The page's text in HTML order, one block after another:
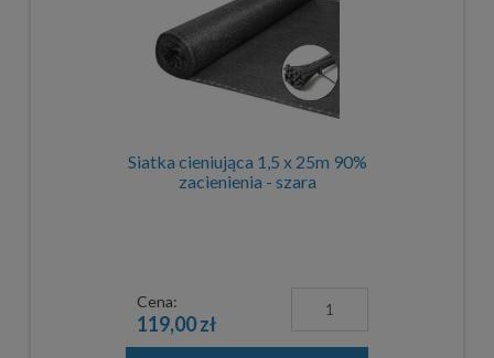
Siatka cieniująca 1,5 x 25m 90%
zacienienia - szara
Cena:
119,00 zł